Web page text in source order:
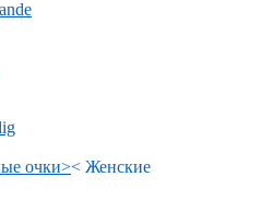
очки>< Женские